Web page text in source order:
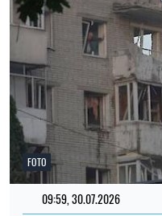
FOTO
09:59, 30.07.2026